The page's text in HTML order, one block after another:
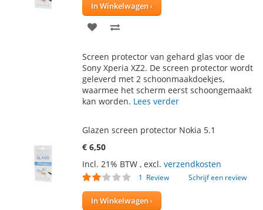
In Winkelwagen
VOEG
AAN
VERLANGLIJST
TE
VERGELIJKEN
Screen protector van gehard glas voor de
Sony Xperia XZ2. De screen protector wordt
geleverd met 2 schoonmaakdoekjes,
waarmee het scherm eerst schoongemaakt
kan worden. Lees verder
Glazen screen protector Nokia 5.1
€ 6,50
Incl. 21% BTW , excl. verzendkosten
Waardering:
1 Review Schrijf een review
In Winkelwagen